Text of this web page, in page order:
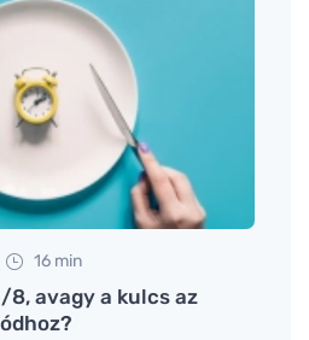
16 min
8, avagy a kulcs az